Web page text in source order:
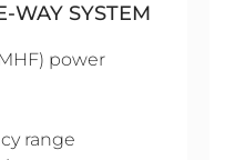
WAY SYSTEM
power
range